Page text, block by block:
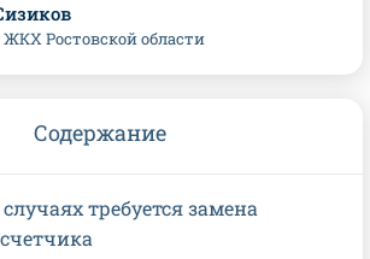
Ростовской области
Содержание
требуется замена